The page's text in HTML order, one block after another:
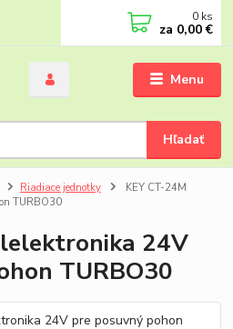
Menu
Hľadať
0 ks
za 0,00 €
Riadiace jednotky
KEY CT-24M
TURBO30
24V
TURBO30